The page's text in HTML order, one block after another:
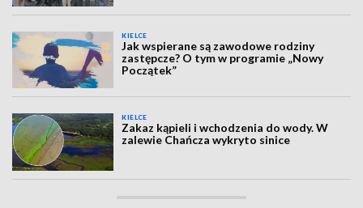
KIELCE
Jak wspierane są zawodowe rodziny
zastępcze? O tym w programie „Nowy
Początek”
KIELCE
Zakaz kąpieli i wchodzenia do wody. W
zalewie Chańcza wykryto sinice